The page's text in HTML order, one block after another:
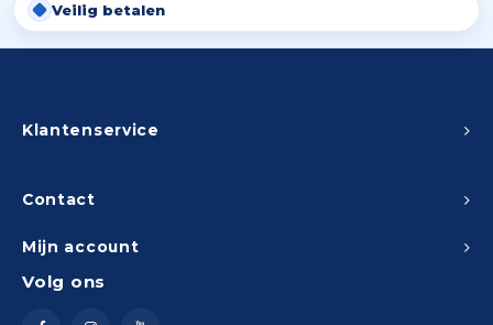
Veilig betalen
Contact
Klantenservice
Mijn account
Volg ons